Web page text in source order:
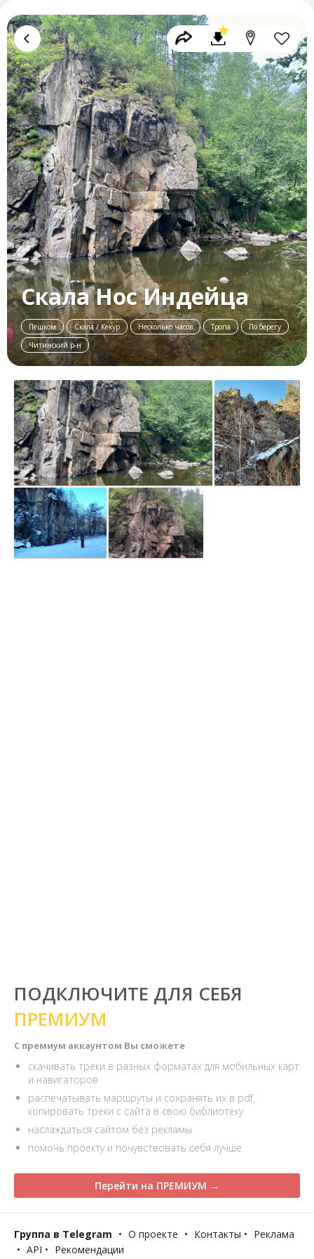
Скала Нос Индейца
Пешком Скала / Кекур Несколько часов Тропа
По берегу
Читинский р-н
ПОДКЛЮЧИТЕ ДЛЯ СЕБЯ
ПРЕМИУМ
С премиум аккаунтом Вы сможете
скачивать треки в разных форматах для мобильных карт
и навигаторов
распечатывать маршруты и сохранять их в pdf,
копировать треки с сайта в свою библиотеку
наслаждаться сайтом без рекламы
помочь проекту и почувствовать себя лучше
Перейти на ПРЕМИУМ →
Группа в Telegram • О проекте • Контакты • Реклама
• API • Рекомендации